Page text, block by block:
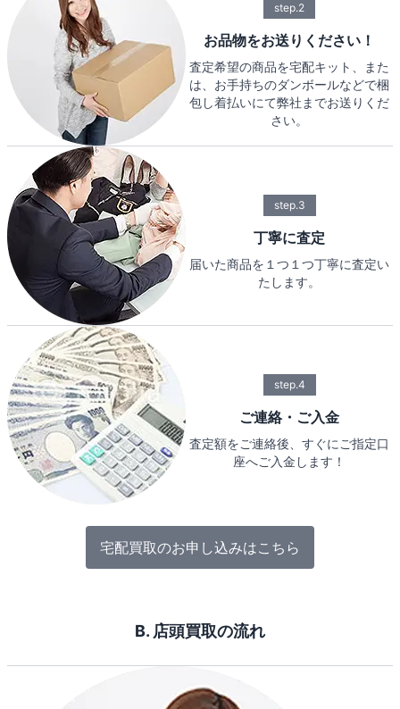
step.2
お品物をお送りください！
査定希望の商品を宅配キット、また
は、お手持ちのダンボールなどで梱
包し着払いにて弊社までお送りくだ
さい。
step.3
丁寧に査定
届いた商品を１つ１つ丁寧に査定い
たします。
step.4
ご連絡・ご入金
査定額をご連絡後、すぐにご指定口
座へご入金します！
宅配買取のお申し込みはこちら
B. 店頭買取の流れ